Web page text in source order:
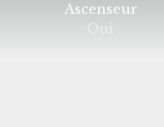
Ascenseur